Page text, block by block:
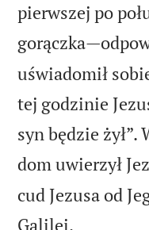
pierwszej po
uświadomił
tej godzinie
syn będzie żył”.
dom uwierzył
cud Jezusa od
Galilei.